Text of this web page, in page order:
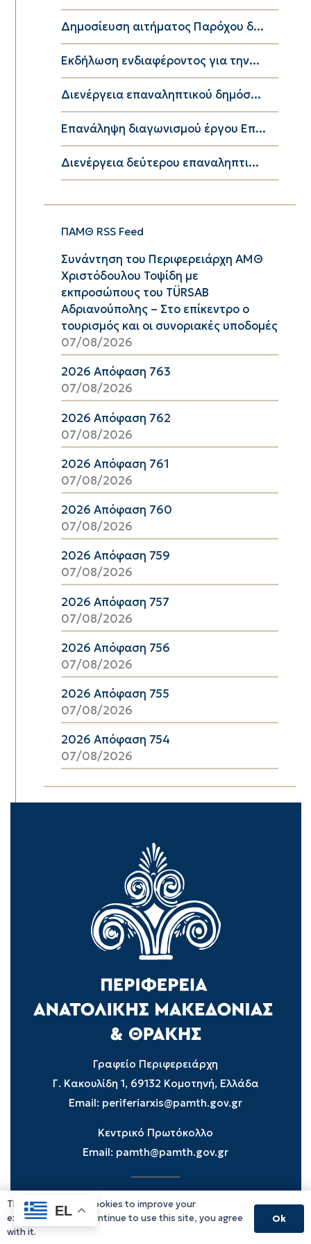
Δημοσίευση αιτήματος Παρόχου δ...
Εκδήλωση ενδιαφέροντος για την...
Διενέργεια επαναληπτικού δημόσ...
Επανάληψη διαγωνισμού έργου Επ...
Διενέργεια δεύτερου επαναληπτι...
ΠΑΜΘ RSS Feed
Συνάντηση του Περιφερειάρχη ΑΜΘ
Χριστόδουλου Τοψίδη με
εκπροσώπους του TÜRSAB
Αδριανούπολης – Στο επίκεντρο ο
τουρισμός και οι συνοριακές υποδομές
07/08/2026
2026 Απόφαση 763
07/08/2026
2026 Απόφαση 762
07/08/2026
2026 Απόφαση 761
07/08/2026
2026 Απόφαση 760
07/08/2026
2026 Απόφαση 759
07/08/2026
2026 Απόφαση 757
07/08/2026
2026 Απόφαση 756
07/08/2026
2026 Απόφαση 755
07/08/2026
2026 Απόφαση 754
07/08/2026
Γραφείο Περιφερειάρχη
Γ. Κακουλίδη 1, 69132 Κομοτηνή, Ελλάδα
Email: periferiarxis@pamth.gov.gr
Κεντρικό Πρωτόκολλο
Email: pamth@pamth.gov.gr
Υπηρεσίες Δράμας
Υπηρεσίες Καβάλας
EL
This website uses cookies to improve your
experience. If you continue to use this site, you agree
with it.
Ok